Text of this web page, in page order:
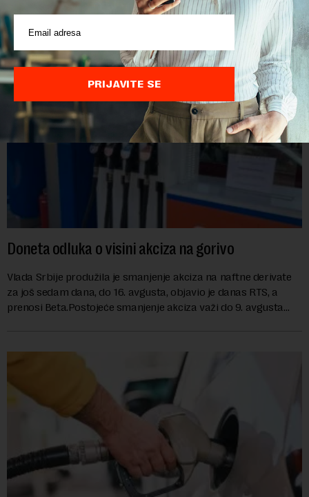
POVEZANI SADRŽAJI
Doneta odluka o visini akciza na gorivo
Vlada Srbije produžila je smanjenje akciza na naftne derivate
za još sedam dana, do 16. avgusta, objavio je danas RTS, a
prenosi Beta.Postojeće smanjenje akciza važi do 9. avgusta
PRIJAVITE SE